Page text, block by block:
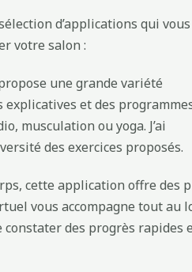
d’applications qui vous
votre salon :
une grande variété
explicatives et des
musculation ou yoga. J’ai
des exercices proposés.
cette application offre des
vous accompagne tout au
constater des progrès rapides